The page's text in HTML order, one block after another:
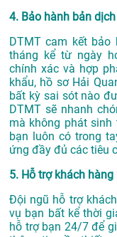
4. Bảo hành bản
DTMT cam kết
tháng kể từ ngày
chính xác và hợp
khẩu, hồ sơ Hải
bất kỳ sai sót nào
DTMT sẽ nhanh
mà không phát
bạn luôn có trong
ứng đầy đủ các tiêu
5. Hỗ trợ khách
Đội ngũ hỗ trợ
vụ bạn bất kể thời
hỗ trợ bạn 24/7 để